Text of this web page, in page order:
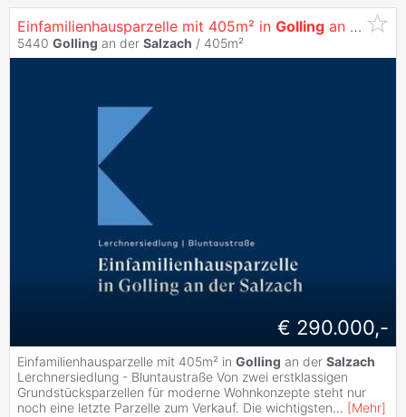
Einfamilienhausparzelle mit 405m² in Golling an der
5440 Golling an der Salzach / 405m²
€ 290.000,-
Einfamilienhausparzelle mit 405m² in Golling an der Salzach
Lerchnersiedlung - Bluntaustraße Von zwei erstklassigen
Grundstücksparzellen für moderne Wohnkonzepte steht nur
noch eine letzte Parzelle zum Verkauf. Die wichtigsten... [Mehr]